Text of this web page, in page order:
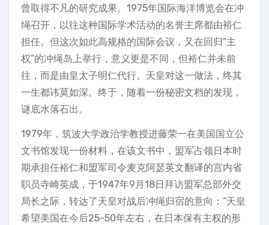
曾取得不凡的研究成果。1975年国际海洋博览会在冲
绳召开，以往这种国际学术活动的名誉主席都由裕仁
担任。但这次如此高规格的国际会议，又在回归“主
权”的冲绳岛上举行，意义更是不同，但裕仁并未前
往，而是由皇太子明仁代行。天皇对这一做法，终其
一生都讳莫如深。终于，随着一份秘密文档的发现，
谜底水落石出。
1979年，筑波大学政治学教授进藤荣一在美国国立公
文书馆发现一份材料，在该文书中，盟军占领日本时
期承担任裕仁和盟军司令麦克阿瑟英文翻译的宫内省
职员寺崎英成，于1947年9月18日拜访盟军总部外交
局长之际，转达了天皇对战后冲绳归宿的意向：“天皇
希望美国在今后25-50年左右，在日本保有主权的形